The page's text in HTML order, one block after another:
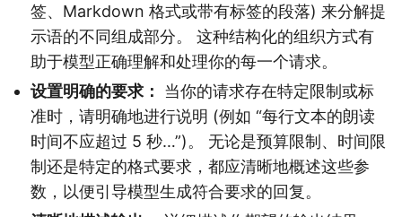
签、Markdown 格式或带有标签的段落) 来分解提
示语的不同组成部分。 这种结构化的组织方式有
助于模型正确理解和处理你的每一个请求。
设置明确的要求：
当你的请求存在特定限制或标
准时，请明确地进行说明 (例如 “每行文本的朗读
时间不应超过 5 秒…”)。 无论是预算限制、时间限
制还是特定的格式要求，都应清晰地概述这些参
数，以便引导模型生成符合要求的回复。